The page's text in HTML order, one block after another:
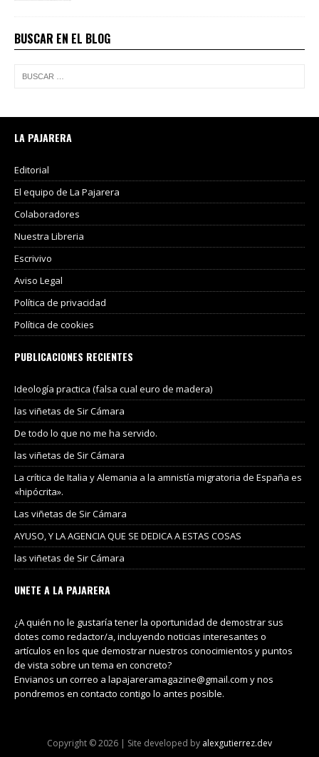
BUSCAR EN EL BLOG
LA PAJARERA
Editorial
El equipo de La Pajarera
Colaboradores
Nuestra Libreria
Escrivivo
Aviso Legal
Política de privacidad
Política de cookies
PUBLICACIONES RECIENTES
Ideología practica (falsa cual euro de madera)
las viñetas de Sir Cámara
De todo lo que no me ha servido.
las viñetas de Sir Cámara
La crítica de Italia y Alemania a la amnistía migratoria de España es
«hipócrita».
Las viñetas de Sir Cámara
AYUSO, Y LA AGENCIA QUE SE DEDICA A ESTAS COSAS
las viñetas de Sir Cámara
UNETE A LA PAJARERA
¿A quién no le gustaría tener la oportunidad de demostrar sus
dotes como redactor/a, incluyendo noticias interesantes o
artículos en los que demostrar nuestros conocimientos y puntos
de vista sobre un tema en concreto?
Envianos un correo a lapajareramagazine@gmail.com y nos
pondremos en contacto contigo lo antes posible.
Copyright © 2026 | Site developed by alexgutierrez.dev